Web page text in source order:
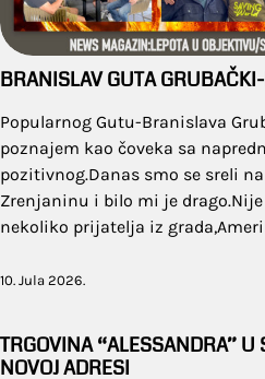
BRANISLAV GUTA
Popularnog Gutu-Branislava
poznajem kao čoveka sa
pozitivnog.Danas smo se sreli
Zrenjaninu i bilo mi je
nekoliko prijatelja iz
10. Jula 2026.
TRGOVINA “ALESSANDRA”
NOVOJ ADRESI